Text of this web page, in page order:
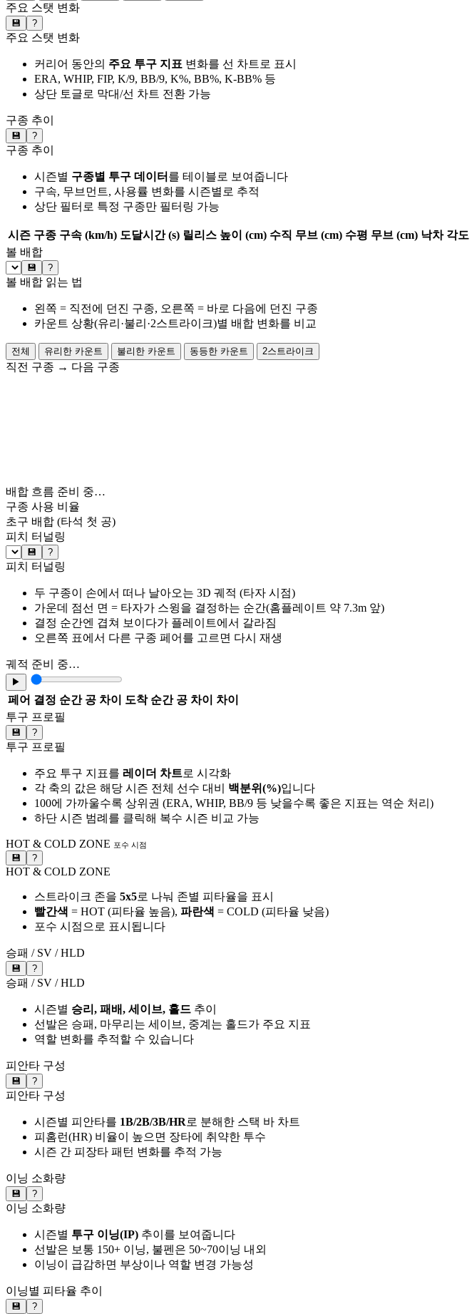
주요 스탯 변화
💾 ?
주요 스탯 변화
커리어 동안의 주요 투구 지표 변화를 선 차트로 표시
ERA, WHIP, FIP, K/9, BB/9, K%, BB%, K-BB% 등
상단 토글로 막대/선 차트 전환 가능
구종 추이
💾 ?
구종 추이
시즌별 구종별 투구 데이터 를 테이블로 보여줍니다
구속, 무브먼트, 사용률 변화를 시즌별로 추적
상단 필터로 특정 구종만 필터링 가능
시즌 구종 구속 (km/h) 도달시간 (s) 릴리스 높이 (cm) 수직 무브 (cm) 수평 무브 (cm) 낙차 각도
볼 배합
💾 ?
볼 배합 읽는 법
왼쪽 = 직전에 던진 구종, 오른쪽 = 바로 다음에 던진 구종
카운트 상황(유리·불리·2스트라이크)별 배합 변화를 비교
전체 유리한 카운트 불리한 카운트 동등한 카운트 2스트라이크
직전 구종 → 다음 구종
배합 흐름 준비 중…
구종 사용 비율
초구 배합 (타석 첫 공)
피치 터널링
💾 ?
피치 터널링
두 구종이 손에서 떠나 날아오는 3D 궤적 (타자 시점)
가운데 점선 면 = 타자가 스윙을 결정하는 순간(홈플레이트 약 7.3m 앞)
결정 순간엔 겹쳐 보이다가 플레이트에서 갈라짐
오른쪽 표에서 다른 구종 페어를 고르면 다시 재생
궤적 준비 중…
▶
페어 결정 순간 공 차이 도착 순간 공 차이
차이
투구 프로필
💾 ?
투구 프로필
주요 투구 지표를 레이더 차트로 시각화
각 축의 값은 해당 시즌 전체 선수 대비 백분위(%)입니다
100에 가까울수록 상위권 (ERA, WHIP, BB/9 등 낮을수록 좋은 지표는 역순 처리)
하단 시즌 범례를 클릭해 복수 시즌 비교 가능
HOT & COLD ZONE 포수 시점
💾 ?
HOT & COLD ZONE
스트라이크 존을 5x5로 나눠 존별 피타율을 표시
빨간색 = HOT (피타율 높음), 파란색 = COLD (피타율 낮음)
포수 시점으로 표시됩니다
승패 / SV / HLD
💾 ?
승패 / SV / HLD
시즌별 승리, 패배, 세이브, 홀드 추이
선발은 승패, 마무리는 세이브, 중계는 홀드가 주요 지표
역할 변화를 추적할 수 있습니다
피안타 구성
💾 ?
피안타 구성
시즌별 피안타를 1B/2B/3B/HR로 분해한 스택 바 차트
피홈런(HR) 비율이 높으면 장타에 취약한 투수
시즌 간 피장타 패턴 변화를 추적 가능
이닝 소화량
💾 ?
이닝 소화량
시즌별 투구 이닝(IP) 추이를 보여줍니다
선발은 보통 150+ 이닝, 불펜은 50~70이닝 내외
이닝이 급감하면 부상이나 역할 변경 가능성
이닝별 피타율 추이
💾 ?